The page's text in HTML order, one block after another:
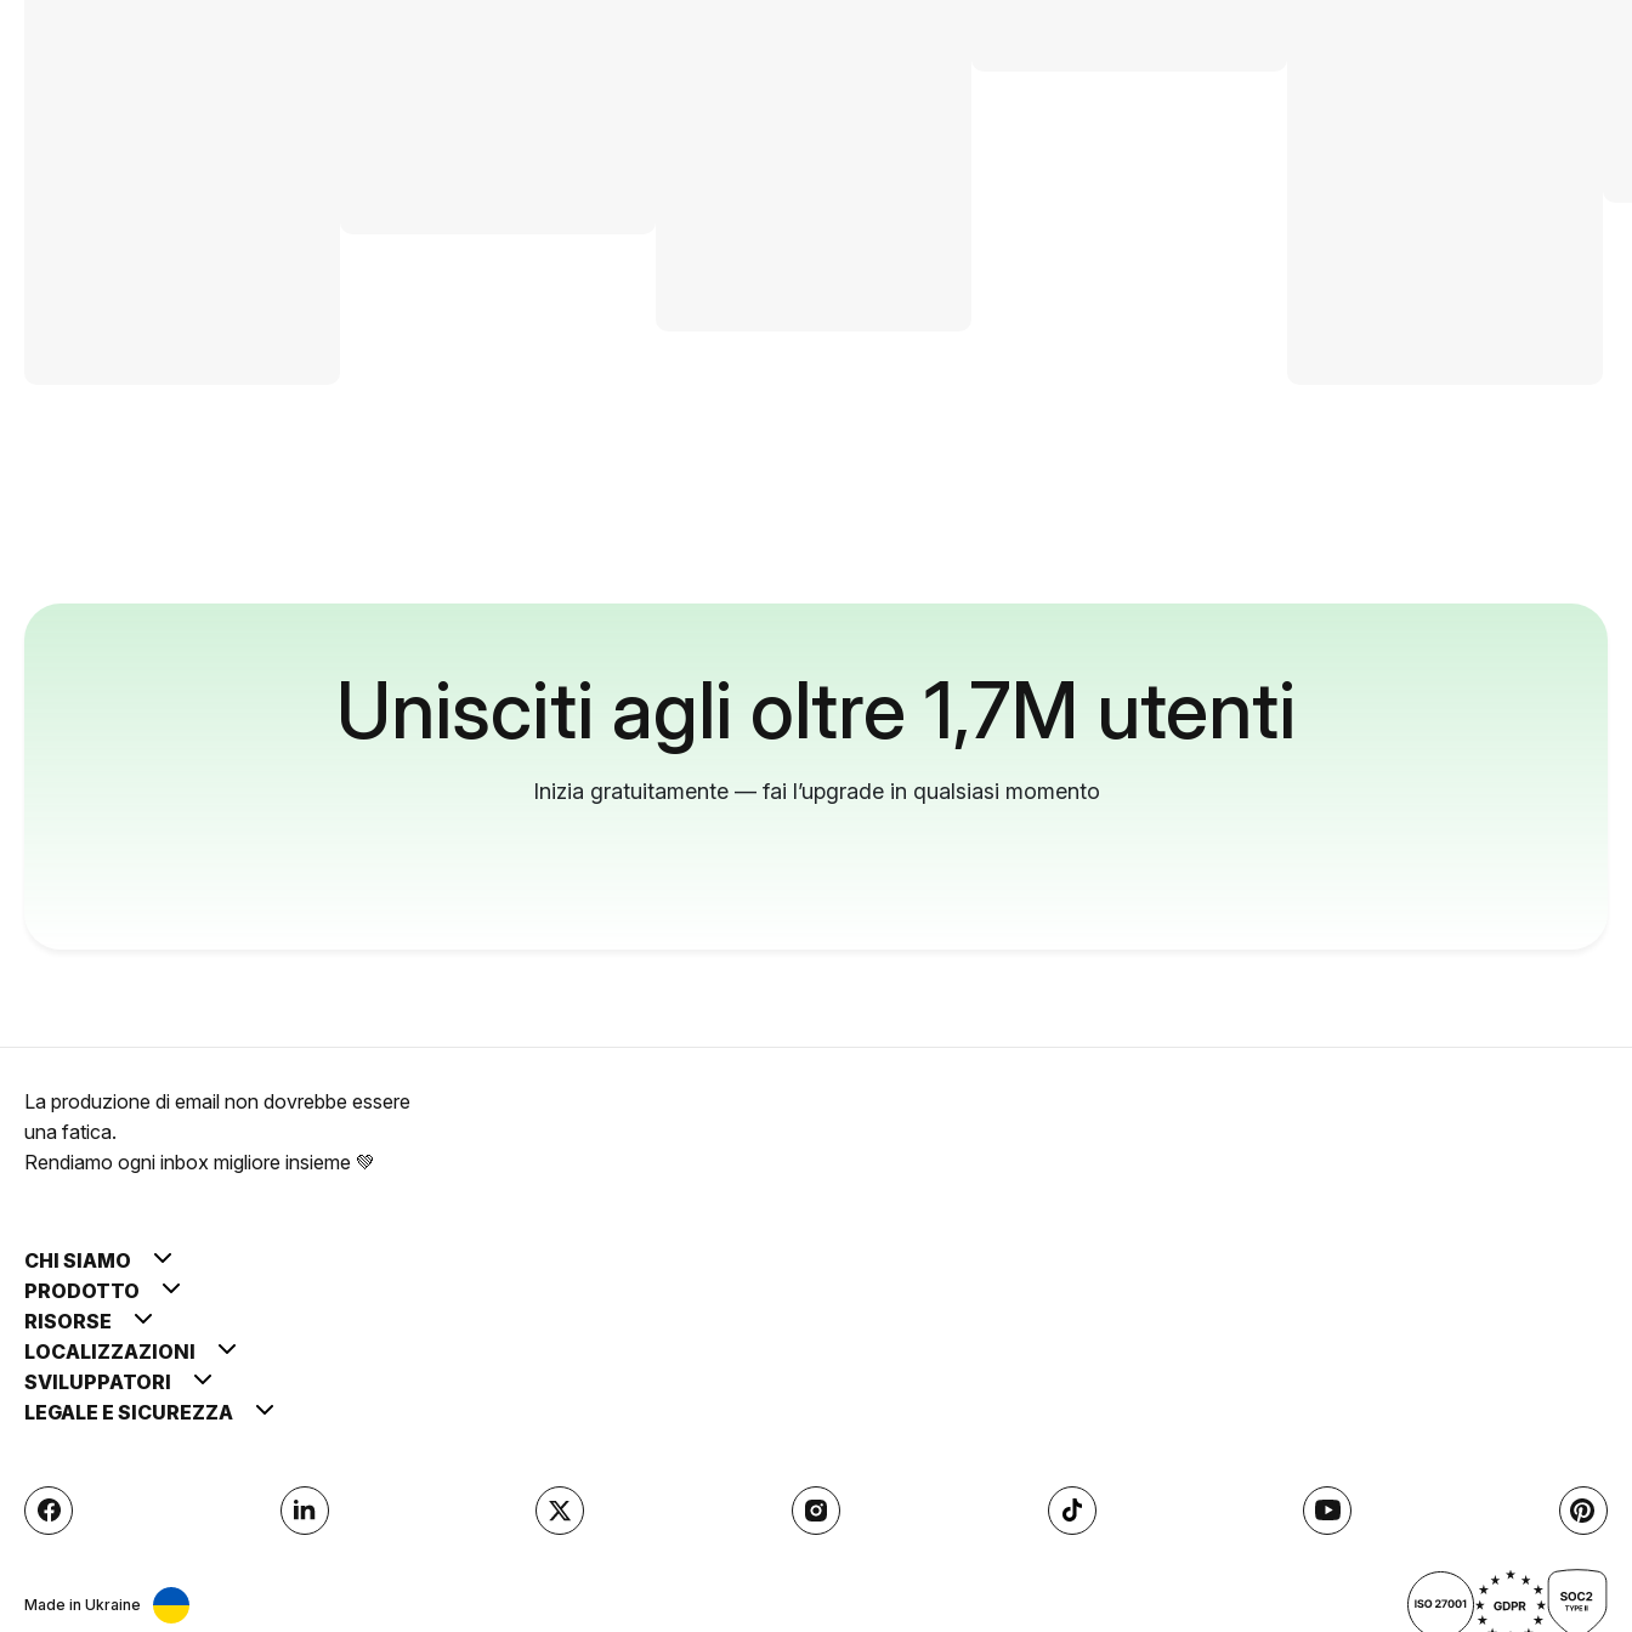
Unisciti agli oltre 1,7M utenti
Inizia gratuitamente — fai l’upgrade in qualsiasi momento
La produzione di email non dovrebbe essere
una fatica.
Rendiamo ogni inbox migliore insieme 💚
CHI SIAMO
PRODOTTO
RISORSE
LOCALIZZAZIONI
SVILUPPATORI
LEGALE E SICUREZZA
Made in Ukraine